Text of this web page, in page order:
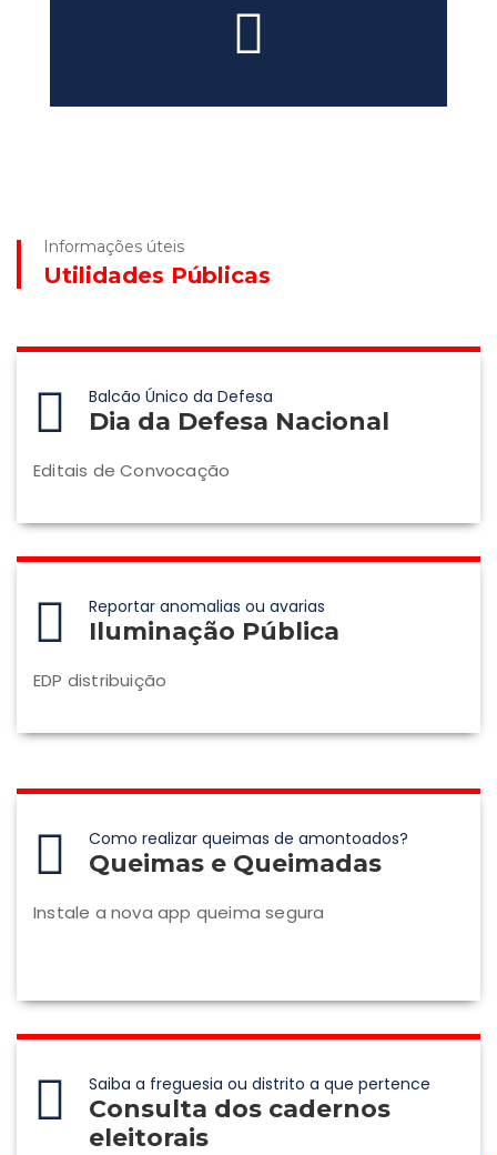
Informações úteis
Utilidades Públicas
Balcão Único da Defesa
Dia da Defesa Nacional
Editais de Convocação
Reportar anomalias ou avarias
Iluminação Pública
EDP distribuição
Como realizar queimas de amontoados?
Queimas e Queimadas
Instale a nova app queima segura
Saiba a freguesia ou distrito a que pertence
Consulta dos cadernos
eleitorais